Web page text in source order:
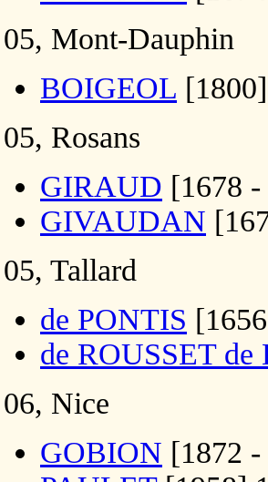
05, Mont-Dauphin
BOIGEOL
05, Rosans
GIRAUD [1678 -
GIVAUDAN
05, Tallard
de PONTIS
de ROUSSET
06, Nice
GOBION [1872 -